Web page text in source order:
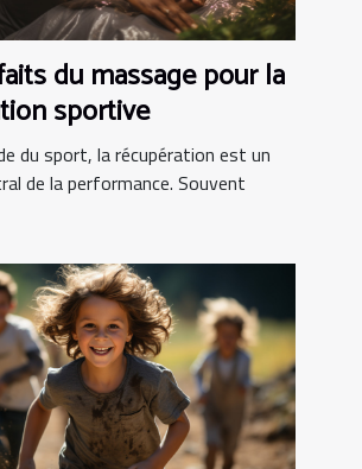
du massage pour la
sportive
du sport, la récupération est un
de la performance. Souvent